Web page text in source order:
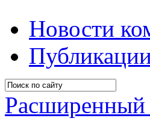
Новости
Расширенный